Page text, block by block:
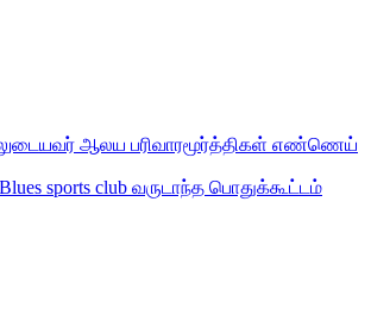
ஆலய பரிவாரமூர்த்திகள் எண்ணெய்
sports club வருடாந்த பொதுக்கூட்டம்